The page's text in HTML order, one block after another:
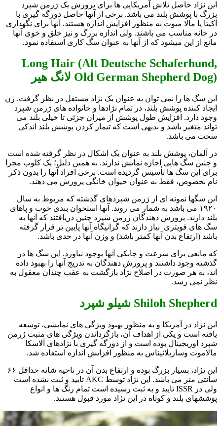
این نژاد حاصل تلاش آمریکایی ها برای پرورش یک ژرمن شپرد
بزرگ با پوشش بلند می باشد. برخی از آنها حاصل دورگه گیری با
آکیتا یا مالا ميوت به منظور افزایش اندازه هستند. آنها برای نگهداری
در خانه مناسب می باشند. ولی اندازه بزرگ و نیز خلق و خوی آنها
مانع از این میشود که از آنها به عنوان سگ کاری استفاده نمود.
Long Hair (Alt Deutsche Schaferhund,
Old German Shepherd Dog) لانگ هیر
این سگ ها را نمی توان به عنوان یک نژاد مستقل در نظر گرفت. ژن
ایجاد کننده پوشش بلند، در تمام نژادها و خانواده های ژرمن شپرد
وجود دارد. افزایش طول پوشش از میزان جزئی تا خیلی بلند می
تواند متغیر باشد و بدیهی است که تیمار کردن پوشش بلند اندکی
سخت می باشد.
در آلمان، پوشش بلند به عنوان یک اشکال در نظر گرفته شده است
و چنین سگ هایی اجازه نمایش ندارند. به همین دلیل؛ یک کلوب مجزا
برای این سگ ها تأسیس گردیده است. برخی افراد آنها را بدون ذکر
نام بخصوص، فقط به عنوان حیوان خانگی پرورش می دهند.
این سگها نمونه ای از ژرمن شپردهای گذشته که مربوط به سال
۱۹۲۰ می باشد به شمار می روند. آنها استخوان بندی خوب و پاهای
بلند دارند. پرورش دهندگان ژرمن شپرد چنین دریافتند که آنها به
سگ های قویتری نیاز دارند که گرانیگاه آنها پایین تر قرار گرفته
باشد (ارتفاع بدن آنها کمتر باشد) و وزن آنها در حدی باشد.
که مانعی برای سرعت و چابکی آنها بوجود نیاورد. این سگ ها در
گذشته وجود داشتند و پرورش دهندگان به تدریج آنها را بهبود داده
اند، به هر صورت در اصلاح نژاد بازگشت به عقب چندان معقول به
نظر نمی رسد.
Shiloh Shepherd شيلو شپرد
این نژاد در آمریکا و به منظور بهبود ویژگی های نمایشی، توسعه
یافته است و یکی از اهداف آن، بازگرداندن ویژگی های مثبت ژرمن
شپرد اوریجینال بوده است و از دورگه گیری با نژادهای آلاسکا
مالاموت وسارپلانیناس به منظور افزایش اندازه استفاده شد.
این نژاد، بسیار بزرگ بوده و ارتفاع بدن آن در ناحیه شانه حداقل ۶۶
سانتی متر می باشد. این نژاد توسط AKC تایید و ثبت نشده است
ولی در ISSR تایید و به ثبت رسیده است تمام رنگ ها و انواع
پوششهای بلند و کوتاه در این نژاد مورد قبول هستند.